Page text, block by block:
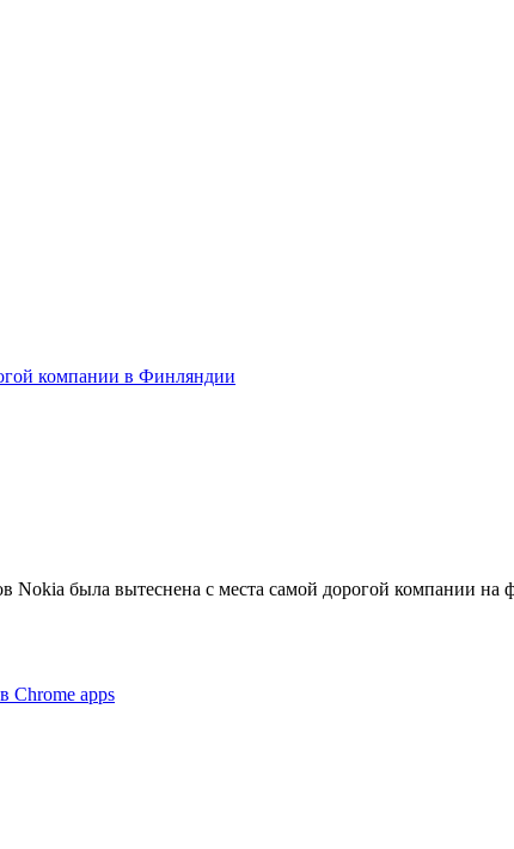
компании в Финляндии
Nokia была вытеснена с места самой дорогой компании
Chrome apps